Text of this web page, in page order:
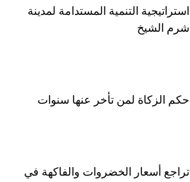
استراتيجية التنمية المستدامة لمدينة
شرم الشيخ
حكم الزكاة لمن تأخر عنها سنوات
تراجع أسعار الخضروات والفاكهة في